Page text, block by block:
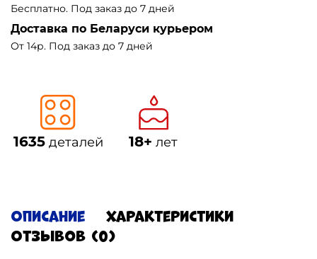
Бесплатно. Под заказ до 7 дней
Доставка по Беларуси курьером
От 14р. Под заказ до 7 дней
1635деталей 18+ лет
Описание
Характеристики
Отзывов (0)